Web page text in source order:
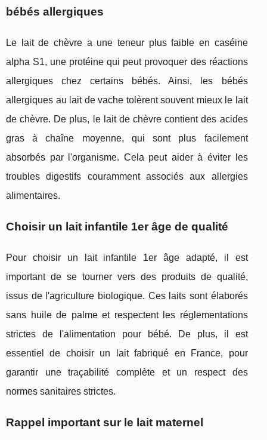
bébés allergiques
Le lait de chèvre a une teneur plus faible en caséine
alpha S1, une protéine qui peut provoquer des réactions
allergiques chez certains bébés. Ainsi, les bébés
allergiques au lait de vache tolèrent souvent mieux le lait
de chèvre. De plus, le lait de chèvre contient des acides
gras à chaîne moyenne, qui sont plus facilement
absorbés par l'organisme. Cela peut aider à éviter les
troubles digestifs couramment associés aux allergies
alimentaires.
Choisir un lait infantile 1er âge de qualité
Pour choisir un lait infantile 1er âge adapté, il est
important de se tourner vers des produits de qualité,
issus de l'agriculture biologique. Ces laits sont élaborés
sans huile de palme et respectent les réglementations
strictes de l'alimentation pour bébé. De plus, il est
essentiel de choisir un lait fabriqué en France, pour
garantir une traçabilité complète et un respect des
normes sanitaires strictes.
Rappel important sur le lait maternel